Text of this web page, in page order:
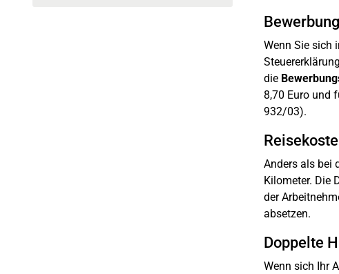
Wenn Sie sich
die
8,70 Euro und
932/03).
Anders als bei
Kilometer. Die
der
absetzen.
Doppelte
Wenn sich Ihr